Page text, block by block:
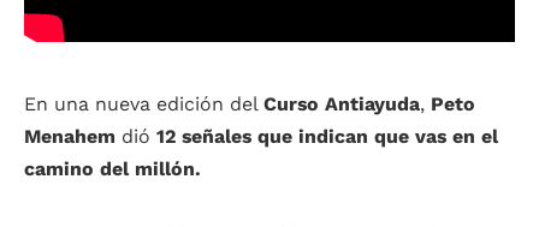
En una nueva edición del Curso Antiayuda, Peto
Menahem dió 12 señales que indican que vas en el
camino del millón.